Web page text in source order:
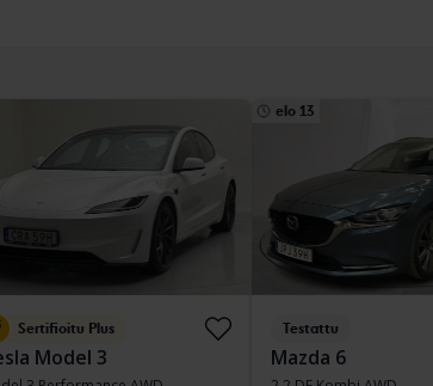
Sertifioitu Plus
Model 3
elo 13
Testattu
Mazda 6